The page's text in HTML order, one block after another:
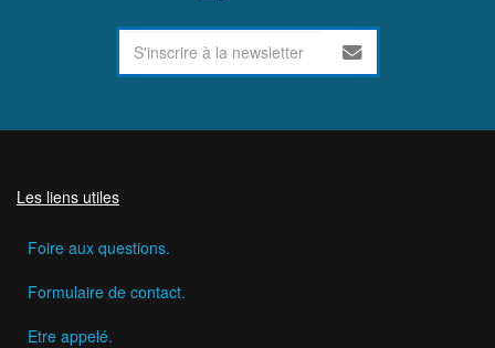
Les liens utiles
Foire aux questions.
Formulaire de contact.
Etre appelé.